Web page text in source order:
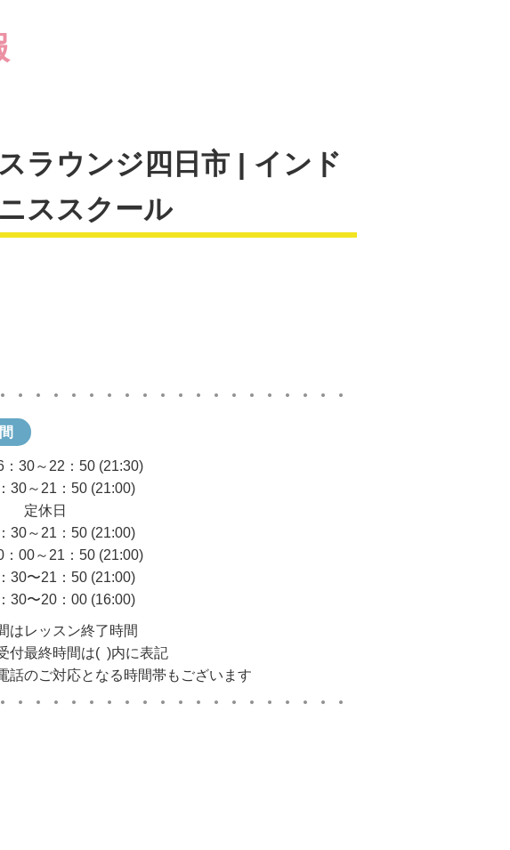
ラウンジ四日市 | インド
ススクール
：30～22：50 (21:30)
30～21：50 (21:00)
定休日
30～21：50 (21:00)
00～21：50 (21:00)
30〜21：50 (21:00)
30〜20：00 (16:00)
はレッスン終了時間
付最終時間は( )内に表記
話のご対応となる時間帯もございます